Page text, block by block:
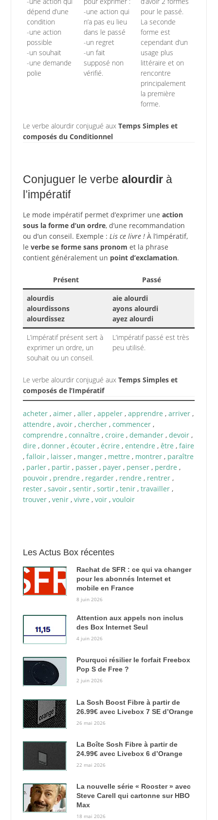
dépend d’une
condition
-une action
possible
-un souhait
-une demande
polie
-une action qui
n’a pas eu lieu
dans le passé
-un regret
-un fait
supposé non
vérifié.
pour le passé.
La seconde
forme est
cependant d’un
usage plus
littéraire et on
rencontre
principalement
la première
forme.
Le verbe alourdir conjugué aux Temps Simples et
composés du Conditionnel
Conjuguer le verbe alourdirà
l’impératif
Le mode impératif permet d’exprimer une action
sous la forme d’un ordre, d’une recommandation
ou d’un conseil. Exemple : Lis ce livre !À l’impératif,
le verbe se forme sans pronom et la phrase
contient généralement un point d’exclamation.
Présent
Passé
alourdis
alourdissons
alourdissez
aie alourdi
ayons alourdi
ayez alourdi
L’impératif présent sert à
exprimer un ordre, un
souhait ou un conseil.
L’impératif passé est très
peu utilisé.
Le verbe alourdir conjugué aux Temps Simples et
composés de l’Impératif
acheter, aimer, aller, appeler, apprendre , arriver,
attendre , avoir, chercher, commencer,
comprendre , connaître , croire , demander, devoir,
dire , donner, écouter, écrire , entendre , être , faire
, falloir, laisser, manger, mettre , montrer, paraître
, parler, partir, passer, payer, penser, perdre ,
pouvoir, prendre , regarder, rendre , rentrer,
rester, savoir, sentir, sortir, tenir, travailler,
trouver, venir, vivre , voir, vouloir
Les Actus Box récentes
Rachat de SFR : ce qui va changer
pour les abonnés Internet et
mobile en France
8 juin 2026
Attention aux appels non inclus
des Box Internet Seul
4 juin 2026
Pourquoi résilier le forfait Freebox
Pop S de Free ?
2 juin 2026
La Sosh Boost Fibre à partir de
26.99€ avec Livebox 7 SE d’Orange
26 mai 2026
La Boîte Sosh Fibre à partir de
24.99€ avec Livebox 6 d’Orange
22 mai 2026
La nouvelle série « Rooster » avec
Steve Carell qui cartonne sur HBO
Max
18 mai 2026